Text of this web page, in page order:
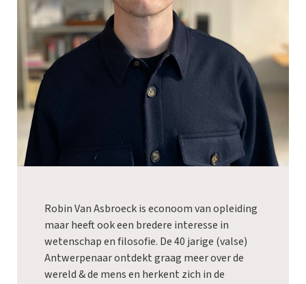
Robin Van Asbroeck is econoom van opleiding
maar heeft ook een bredere interesse in
wetenschap en filosofie. De 40 jarige (valse)
Antwerpenaar ontdekt graag meer over de
wereld & de mens en herkent zich in de